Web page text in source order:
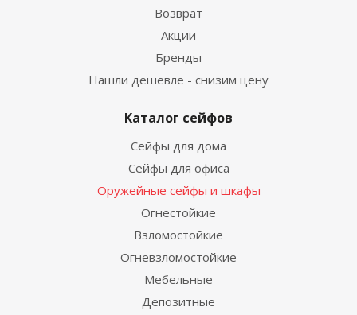
Возврат
Акции
Бренды
Нашли дешевле - снизим цену
Каталог сейфов
Сейфы для дома
Сейфы для офиса
Оружейные сейфы и шкафы
Огнестойкие
Взломостойкие
Огневзломостойкие
Мебельные
Депозитные